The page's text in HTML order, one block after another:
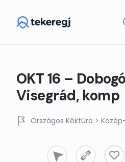
OKT 16 –
Visegrád, komp
Országos Kéktúra >